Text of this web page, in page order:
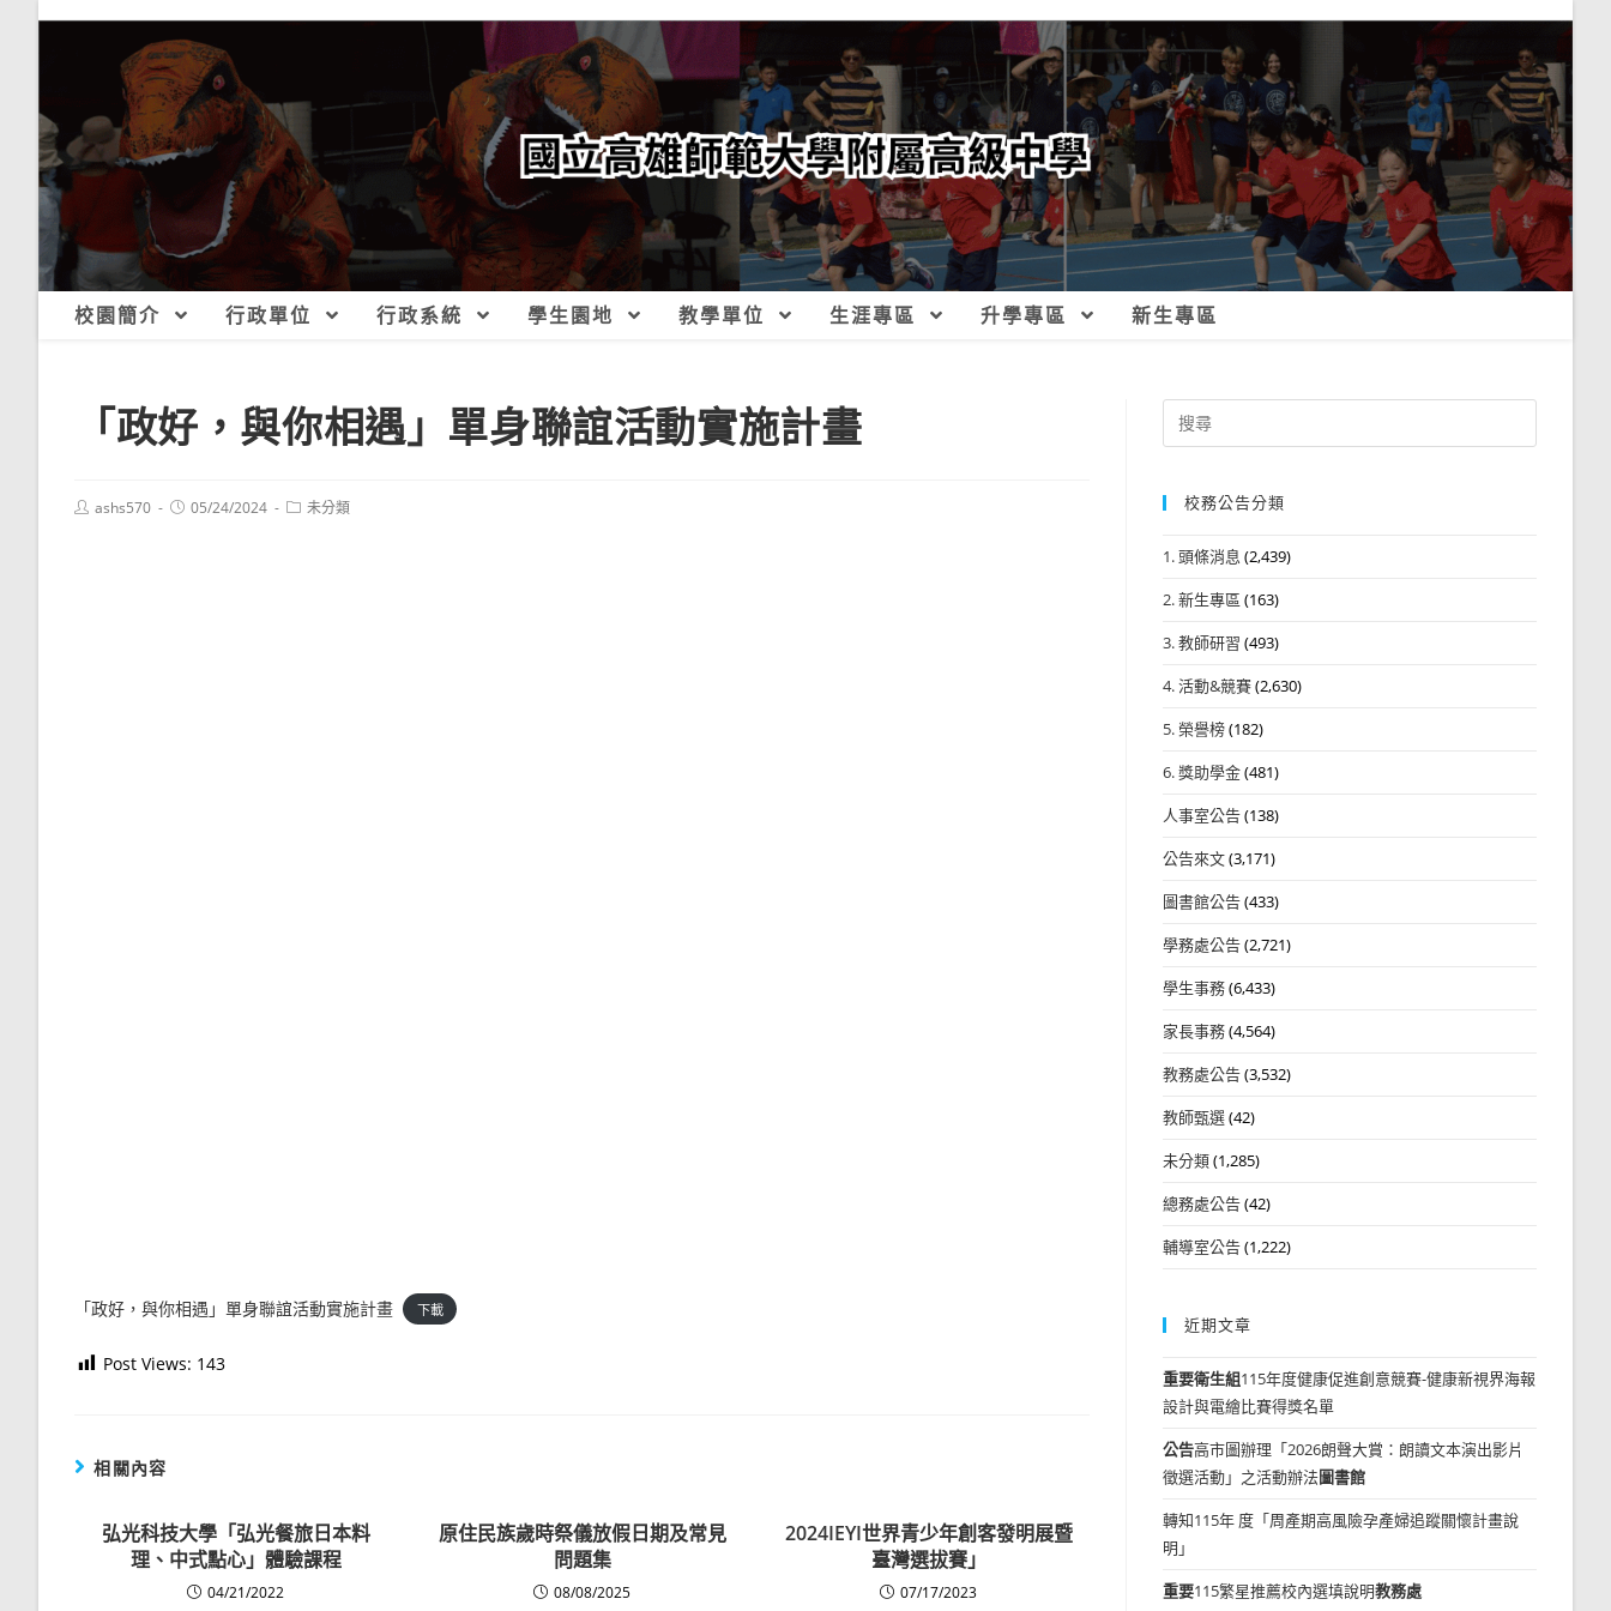
校園簡介 行政單位 行政系統 學生園地 教學單位 生涯專區 升學專區 新生專區
「政好，與你相遇」單身聯誼活動實施計畫
Postashs570
Post05/24/2024
Post未分類
「政好，與你相遇」單身聯誼活動實施計畫 下載
Post Views: 143
相關內容
弘光科技大學「弘光餐旅日本料
理、中式點心」體驗課程
04/21/2022
原住民族歲時祭儀放假日期及常見
問題集
08/08/2025
2024IEYI世界青少年創客發明展暨
臺灣選拔賽」
07/17/2023
Search
for:
校務公告分類
1. 頭條消息 (2,439)
2. 新生專區 (163)
3. 教師研習 (493)
4. 活動&競賽(2,630)
5. 榮譽榜(182)
6. 獎助學金(481)
人事室公告(138)
公告來文(3,171)
圖書館公告(433)
學務處公告(2,721)
學生事務(6,433)
家長事務(4,564)
教務處公告(3,532)
教師甄選(42)
未分類(1,285)
總務處公告(42)
輔導室公告(1,222)
近期文章
重要衛生組115年度健康促進創意競賽-健康新視界海報
設計與電繪比賽得獎名單
公告高市圖辦理「2026朗聲大賞：朗讀文本演出影片
徵選活動」之活動辦法圖書館
轉知115年 度「周產期高風險孕產婦追蹤關懷計畫說
明」
重要115繁星推薦校內選填說明教務處